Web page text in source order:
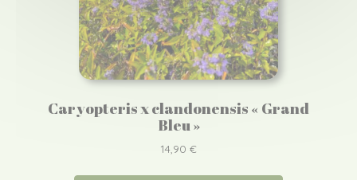
Caryopteris x clandonensis « Grand
Bleu »
14,90 €